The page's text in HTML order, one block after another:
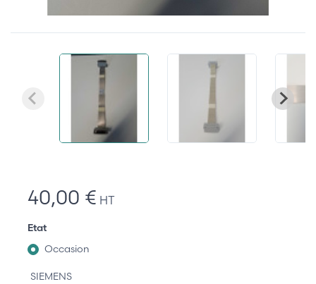
40,00 € HT
Etat
Occasion
SIEMENS